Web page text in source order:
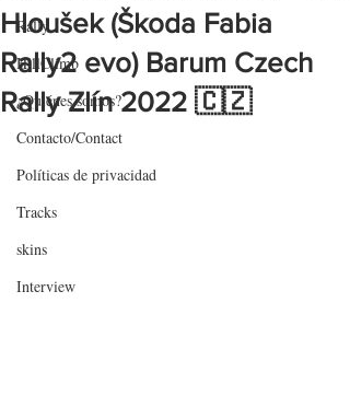
Rally
HillClimb
¿Quiénes somos?
Contacto/Contact
Políticas de privacidad
Tracks
skins
Interview
Hloušek (Škoda Fabia
Rally2 evo) Barum Czech
Rally Zlín 2022 🇨🇿